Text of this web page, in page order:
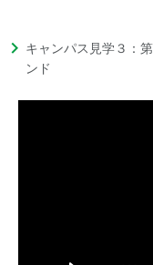
キャンパス見学３：
ンド